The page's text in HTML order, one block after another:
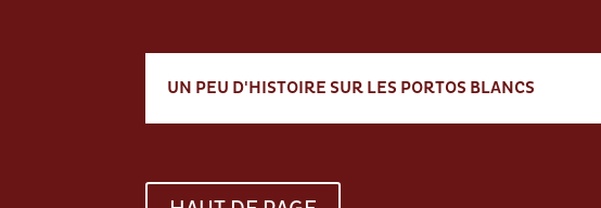
UN PEU D'HISTOIRE SUR LES PORTOS BLANCS